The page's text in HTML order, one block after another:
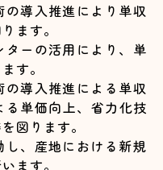
導入推進により単収
ます。
ーの活用により、単
す。
導入推進による単収
単価向上、省力化技
図ります。
、産地における新規
ます。